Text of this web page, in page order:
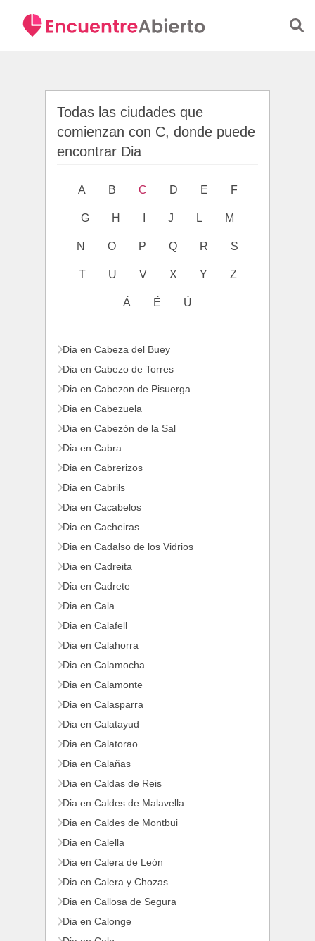
Todas las ciudades que
comienzan con C, donde puede
encontrar Dia
A B C D E F
G H J L M
N O P Q R S
T U V X Y Z
Á É Ú
Dia en Cabeza del Buey
Dia en Cabezo de Torres
Dia en Cabezon de Pisuerga
Dia en Cabezuela
Dia en Cabezón de la Sal
Dia en Cabra
Dia en Cabrerizos
Dia en Cabrils
Dia en Cacabelos
Dia en Cacheiras
Dia en Cadalso de los Vidrios
Dia en Cadreita
Dia en Cadrete
Dia en Cala
Dia en Calafell
Dia en Calahorra
Dia en Calamocha
Dia en Calamonte
Dia en Calasparra
Dia en Calatayud
Dia en Calatorao
Dia en Calañas
Dia en Caldas de Reis
Dia en Caldes de Malavella
Dia en Caldes de Montbui
Dia en Calella
Dia en Calera de León
Dia en Calera y Chozas
Dia en Callosa de Segura
Dia en Calonge